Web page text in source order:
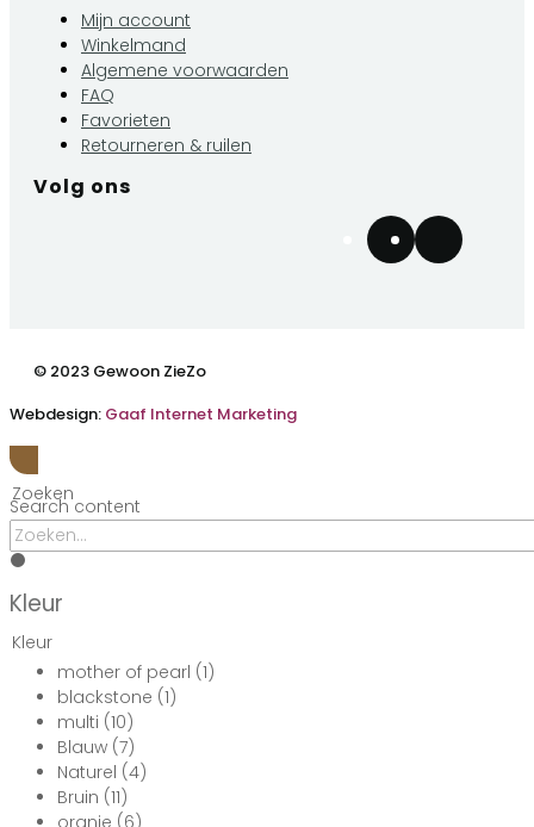
Mijn account
Winkelmand
Algemene voorwaarden
FAQ
Favorieten
Retourneren & ruilen
Volg ons
© 2023 Gewoon ZieZo
Webdesign: Gaaf Internet Marketing
Zoeken
Search content
Kleur
Kleur
mother of pearl (1)
blackstone (1)
multi (10)
Blauw (7)
Naturel (4)
Bruin (11)
oranje (6)